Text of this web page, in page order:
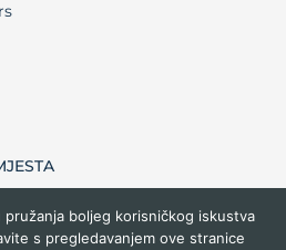
Dinners Credit Cash
pružanja boljeg korisničkog iskustva
s pregledavanjem ove stranice